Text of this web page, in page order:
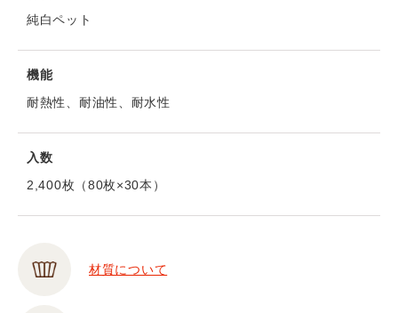
純白ペット
機能
耐熱性、耐油性、耐水性
入数
2,400枚（80枚×30本）
材質について